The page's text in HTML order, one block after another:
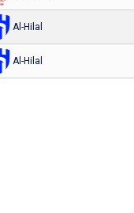
Al-Hilal
Al-Hilal